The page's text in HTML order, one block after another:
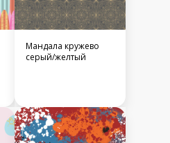
Мандала кружево
серый/желтый